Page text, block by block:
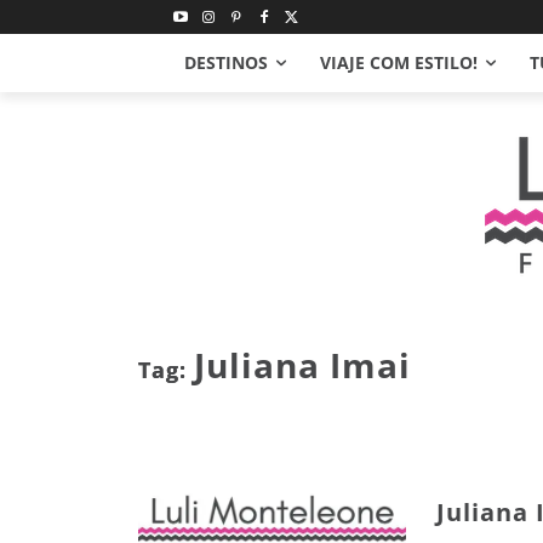
DESTINOS VIAJE COM ESTILO!
Tag: Juliana Imai
Juliana